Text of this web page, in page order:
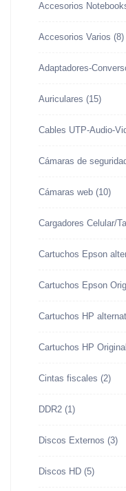
Accesorios
Accesorios Varios (8)
Adaptadores-
Auriculares (15)
Cables UTP-Audio-
Cámaras de
Cámaras web (10)
Cargadores Celular/
Cartuchos Epson
Cartuchos Epson
Cartuchos HP
Cartuchos HP
Cintas fiscales (2)
DDR2 (1)
Discos Externos (3)
Discos HD (5)